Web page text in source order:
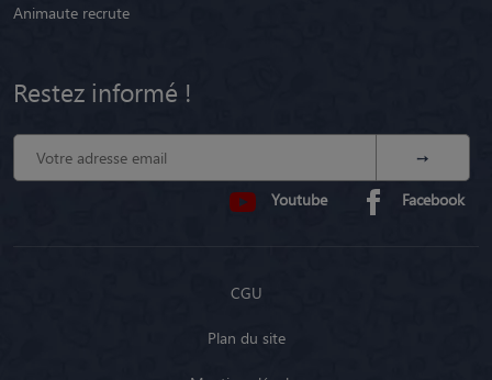
Animaute recrute
Restez informé !
Youtube Facebook
CGU
Plan du site